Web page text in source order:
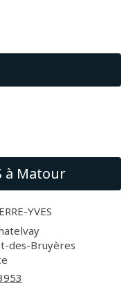
à Matour
YVES
des-Bruyères